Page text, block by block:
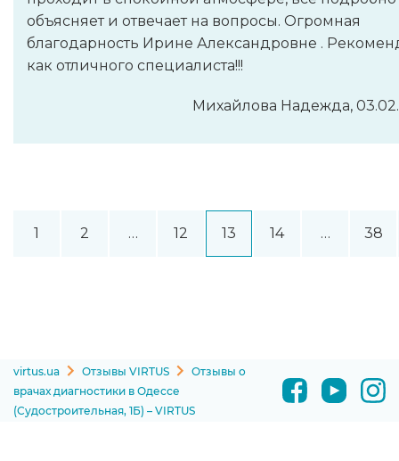
объясняет и отвечает на вопросы. Огромная
благодарность Ирине Александровне .
как отличного специалиста!!!
Михайлова Надежда,
1 2 … 12 13 14 … 38
virtus.ua Отзывы VIRTUS
Отзывы о
врачах диагностики в Одессе
(Судостроительная, 1Б) – VIRTUS